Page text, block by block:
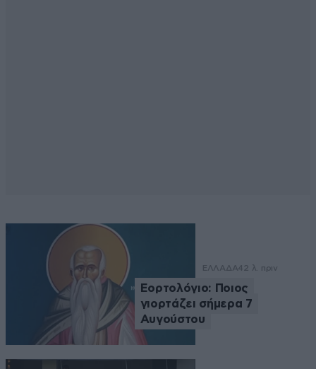
ΕΛΛΑΔΑ42 λ. πριν
Εορτολόγιο: Ποιος
γιορτάζει σήμερα 7
Αυγούστου